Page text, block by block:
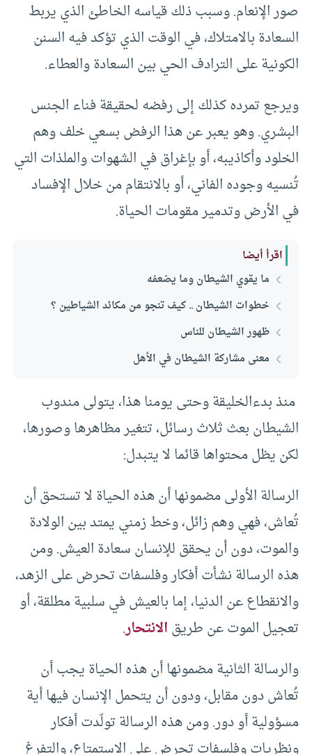
صور الإنعام. وسبب ذلك قياسه الخاطئ الذي يربط
السعادة بالامتلاك، في الوقت الذي تؤكد فيه السنن
الكونية على الترادف الحي بين السعادة والعطاء.
ويرجع تمرده كذلك إلى رفضه لحقيقة فناء الجنس
البشري. وهو يعبر عن هذا الرفض بسعي خلف وهم
الخلود وأكاذيبه، أو بإغراق في الشهوات والملذات التي
تُنسيه وجوده الفاني، أو بالانتقام من خلال الإفساد
في الأرض وتدمير مقومات الحياة.
اقرأ أيضا
ما يقوي الشيطان وما يضعفه
خطوات الشيطان .. كيف تنجو من مكائد الشياطين ؟
ظهور الشيطان للناس
معنى مشاركة الشيطان في الأهل
منذ بدءالخليقة وحتى يومنا هذا، يتولى مندوب
الشيطان بعث ثلاث رسائل، تتغير مظاهرها وصورها،
لكن يظل محتواها قائما لا يتبدل:
الرسالة الأولى مضمونها أن هذه الحياة لا تستحق أن
تُعاش، فهي وهم زائل، وخط زمني يمتد بين الولادة
والموت، دون أن يحقق للإنسان سعادة العيش. ومن
هذه الرسالة نشأت أفكار وفلسفات تحرض على الزهد،
والانقطاع عن الدنيا، إما بالعيش في سلبية مطلقة، أو
تعجيل الموت عن طريقالانتحار.
والرسالة الثانية مضمونها أن هذه الحياة يجب أن
تُعاش دون مقابل، ودون أن يتحمل الإنسان فيها أية
مسؤولية أو دور. ومن هذه الرسالة تولّدت أفكار